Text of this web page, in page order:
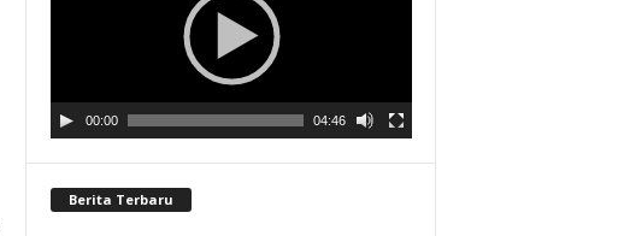
00:00 04:46
Berita Terbaru